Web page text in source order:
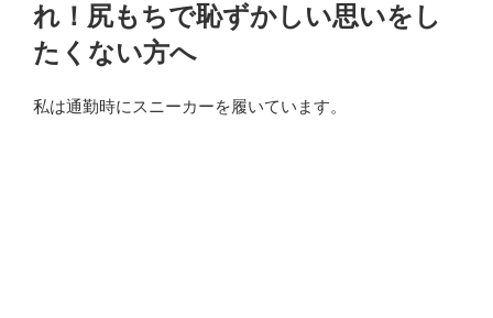
れ！尻もちで恥ずかしい思いをし
たくない方へ
私は通勤時にスニーカーを履いています。